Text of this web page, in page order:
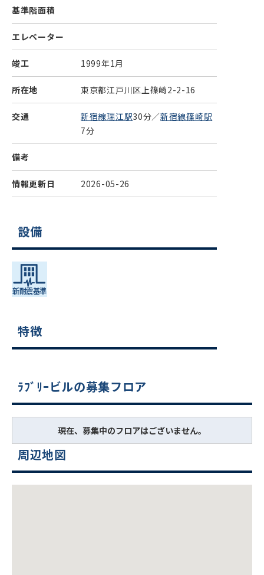
基準階面積
エレベーター
竣工 1999年1月
所在地 東京都江戸川区上篠崎2-2-16
交通 新宿線瑞江駅30分／新宿線篠崎駅
7分
備考
情報更新日 2026-05-26
設備
特徴
ﾗﾌﾞﾘｰビルの募集フロア
現在、募集中のフロアはございません。
周辺地図